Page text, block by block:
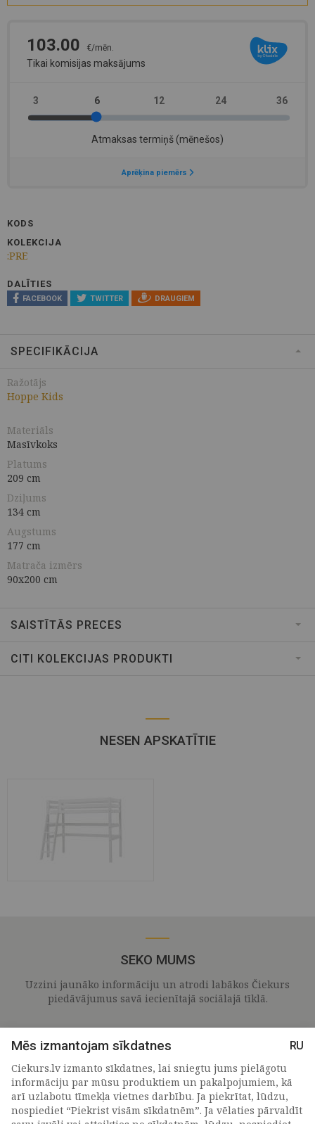
KODS
KOLEKCIJA
:PRE
DALĪTIES
FACEBOOK TWITTER DRAUGIEM
SPECIFIKĀCIJA
Ražotājs
Hoppe Kids
Materiāls
Masīvkoks
Platums
209 cm
Dziļums
134 cm
Augstums
177 cm
Matrača izmērs
90x200 cm
SAISTĪTĀS PRECES
CITI KOLEKCIJAS PRODUKTI
NESEN APSKATĪTIE
SEKO MUMS
Uzzini jaunāko informāciju un atrodi labākos Čiekurs
piedāvājumus savā iecienītajā sociālajā tīklā.
Mēs izmantojam sīkdatnes
RU
Ciekurs.lv izmanto sīkdatnes, lai sniegtu jums pielāgotu
informāciju par mūsu produktiem un pakalpojumiem, kā
arī uzlabotu tīmekļa vietnes darbību. Ja piekrītat, lūdzu,
nospiediet “Piekrist visām sīkdatnēm”. Ja vēlaties pārvaldīt